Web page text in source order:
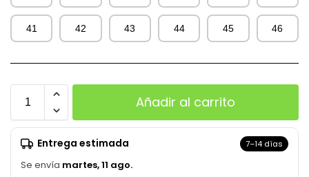
41 42 43 44 45 46
Añadir al carrito
Entrega estimada 7–14 días
Se envía martes, 11 ago.